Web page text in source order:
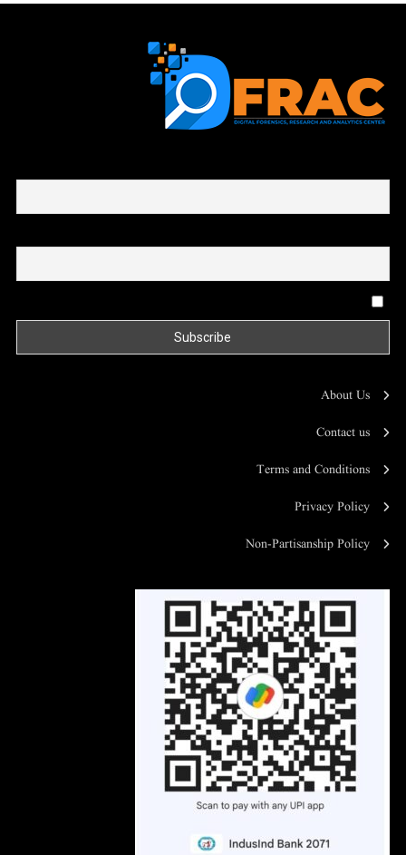
About Us
Contact us
Terms and Conditions
Privacy Policy
Non-Partisanship Policy